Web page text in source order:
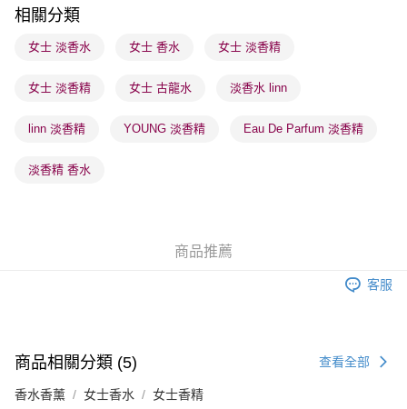
順豐站及營業點 - 確認發貨後1-3個工作天送達
物流公司進行物流配送
取。逾期會取消訂單，並不會安排重寄
取。逾期會取消訂單，並不會安排重寄
相關分類
女士 淡香水 女士 香水 女士 淡香精
女士 淡香精 女士 古龍水 淡香水 linn
linn 淡香精 YOUNG 淡香精 Eau De Parfum 淡香精
淡香精 香水
商品推薦
客服
商品相關分類 (5) 查看全部
香水香薰 女士香水 女士香精